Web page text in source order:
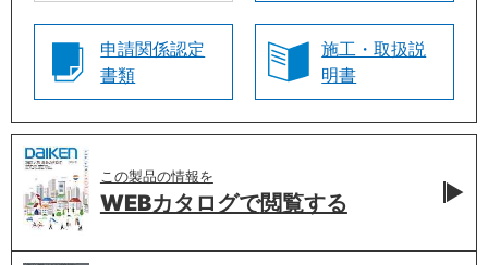
申請関係認定
書類
施工・取扱説
明書
この製品の情報を
WEBカタログで閲覧する